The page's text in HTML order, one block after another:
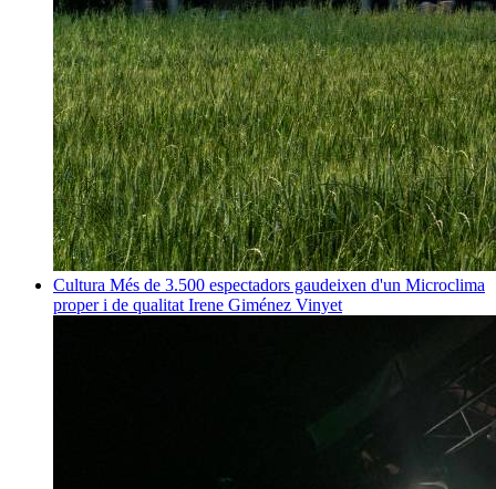
Cultura Més de 3.500 espectadors gaudeixen d'un Microclima
proper i de qualitat Irene Giménez Vinyet